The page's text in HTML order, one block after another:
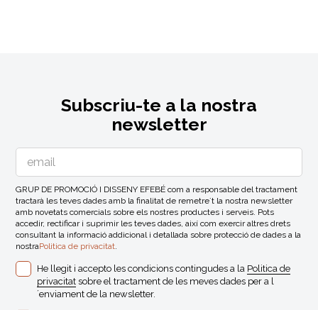
Subscriu-te a la nostra
newsletter
GRUP DE PROMOCIÓ I DISSENY EFEBÉ com a responsable del tractament
tractarà les teves dades amb la finalitat de remetre´t la nostra newsletter
amb novetats comercials sobre els nostres productes i serveis. Pots
accedir, rectificar i suprimir les teves dades, així com exercir altres drets
consultant la informació addicional i detallada sobre protecció de dades a la
nostraPolitica de privacitat.
He llegit i accepto les condicions contingudes a la Politica de
privacitat sobre el tractament de les meves dades per a l
´enviament de la newsletter.